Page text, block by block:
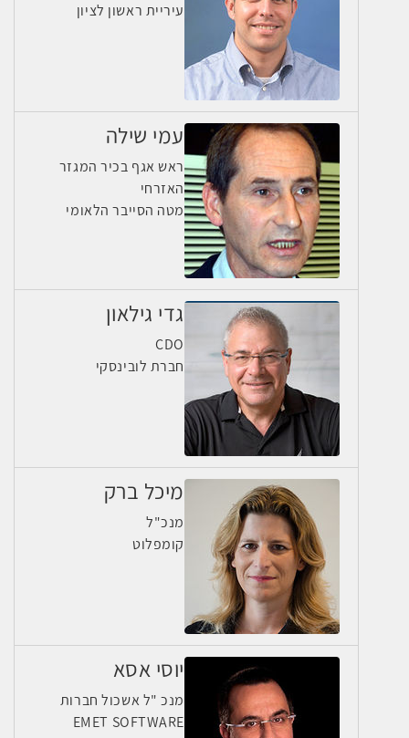
עיריית ראשון לציון
עמי שילה
ראש אגף בכיר המגזר
האזרחי
מטה הסייבר הלאומי
גדי גילאון
CDO
חברת לובינסקי
מיכל ברק
מנכ"ל
קומפלוט
יוסי אסא
מנכ "ל אשכול חברות
EMET SOFTWARE